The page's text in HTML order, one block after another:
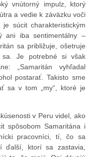
vnútorný impulz, ktorý
a vedie k záväzku voči
súcit charakteristickým
ani iba sentimentálny –
sa približuje, ošetruje
Je potrebné si však
„Samaritán vyhľadal
postarať. Takisto sme
sa v tom „my“, ktoré je
v Peru videl, ako
spôsobom Samaritána i
pracovníci, tí, čo sa
ďalší, ktorí sa zastavia,